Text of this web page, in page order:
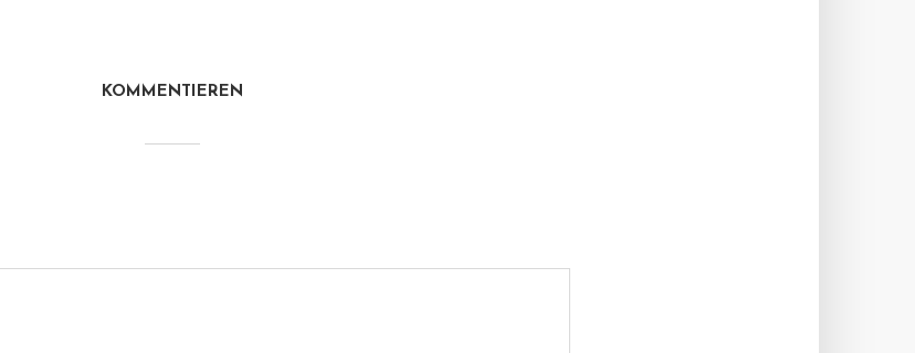
KOMMENTIEREN